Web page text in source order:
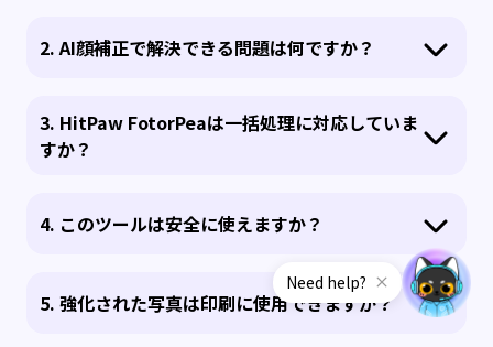
2. AI顔補正で解決できる問題は何ですか？
3. HitPaw FotorPeaは一括処理に対応していま
すか？
4. このツールは安全に使えますか？
5. 強化された写真は印刷に使用できますか？